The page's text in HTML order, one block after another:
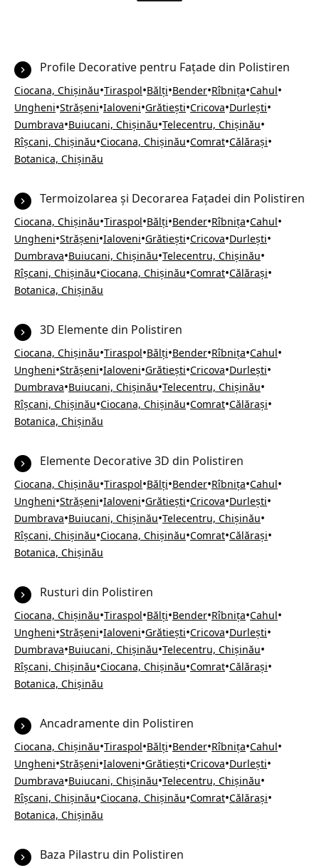
Profile Decorative pentru Fațade din Polistiren
Ciocana, Chișinău•Tiraspol•Bălți•Bender•Rîbnița•Cahul•
Ungheni•Strășeni•Ialoveni•Grătiești•Cricova•Durlești•
Dumbrava•Buiucani, Chișinău•Telecentru, Chișinău•
Rîșcani, Chișinău•Ciocana, Chișinău•Comrat•Călărași•
Botanica, Chișinău
Termoizolarea și Decorarea Fațadei din Polistiren
Ciocana, Chișinău•Tiraspol•Bălți•Bender•Rîbnița•Cahul•
Ungheni•Strășeni•Ialoveni•Grătiești•Cricova•Durlești•
Dumbrava•Buiucani, Chișinău•Telecentru, Chișinău•
Rîșcani, Chișinău•Ciocana, Chișinău•Comrat•Călărași•
Botanica, Chișinău
3D Elemente din Polistiren
Ciocana, Chișinău•Tiraspol•Bălți•Bender•Rîbnița•Cahul•
Ungheni•Strășeni•Ialoveni•Grătiești•Cricova•Durlești•
Dumbrava•Buiucani, Chișinău•Telecentru, Chișinău•
Rîșcani, Chișinău•Ciocana, Chișinău•Comrat•Călărași•
Botanica, Chișinău
Elemente Decorative 3D din Polistiren
Ciocana, Chișinău•Tiraspol•Bălți•Bender•Rîbnița•Cahul•
Ungheni•Strășeni•Ialoveni•Grătiești•Cricova•Durlești•
Dumbrava•Buiucani, Chișinău•Telecentru, Chișinău•
Rîșcani, Chișinău•Ciocana, Chișinău•Comrat•Călărași•
Botanica, Chișinău
Rusturi din Polistiren
Ciocana, Chișinău•Tiraspol•Bălți•Bender•Rîbnița•Cahul•
Ungheni•Strășeni•Ialoveni•Grătiești•Cricova•Durlești•
Dumbrava•Buiucani, Chișinău•Telecentru, Chișinău•
Rîșcani, Chișinău•Ciocana, Chișinău•Comrat•Călărași•
Botanica, Chișinău
Ancadramente din Polistiren
Ciocana, Chișinău•Tiraspol•Bălți•Bender•Rîbnița•Cahul•
Ungheni•Strășeni•Ialoveni•Grătiești•Cricova•Durlești•
Dumbrava•Buiucani, Chișinău•Telecentru, Chișinău•
Rîșcani, Chișinău•Ciocana, Chișinău•Comrat•Călărași•
Botanica, Chișinău
Baza Pilastru din Polistiren